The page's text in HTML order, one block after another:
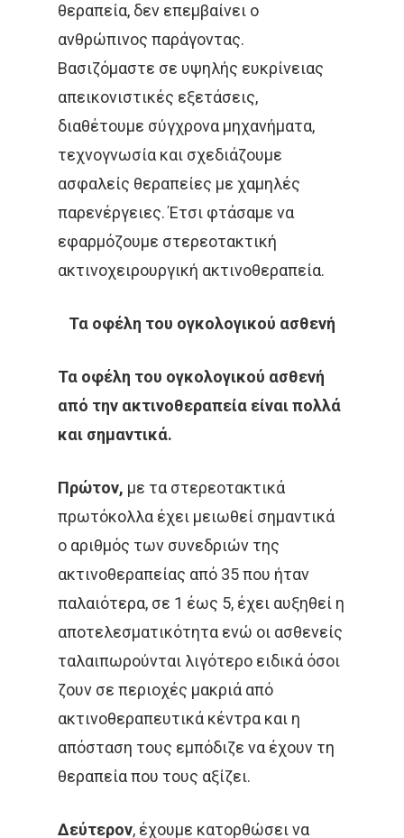
θεραπεία, δεν επεμβαίνει ο
ανθρώπινος παράγοντας.
Βασιζόμαστε σε υψηλής ευκρίνειας
απεικονιστικές εξετάσεις,
διαθέτουμε σύγχρονα μηχανήματα,
τεχνογνωσία και σχεδιάζουμε
ασφαλείς θεραπείες με χαμηλές
παρενέργειες. Έτσι φτάσαμε να
εφαρμόζουμε στερεοτακτική
ακτινοχειρουργική ακτινοθεραπεία.
Τα οφέλη του ογκολογικού ασθενή
Τα οφέλη του ογκολογικού ασθενή
από την ακτινοθεραπεία είναι πολλά
και σημαντικά.
Πρώτον, με τα στερεοτακτικά
πρωτόκολλα έχει μειωθεί σημαντικά
ο αριθμός των συνεδριών της
ακτινοθεραπείας από 35 που ήταν
παλαιότερα, σε 1 έως 5, έχει αυξηθεί η
αποτελεσματικότητα ενώ οι ασθενείς
ταλαιπωρούνται λιγότερο ειδικά όσοι
ζουν σε περιοχές μακριά από
ακτινοθεραπευτικά κέντρα και η
απόσταση τους εμπόδιζε να έχουν τη
θεραπεία που τους αξίζει.
Δεύτερον, έχουμε κατορθώσει να